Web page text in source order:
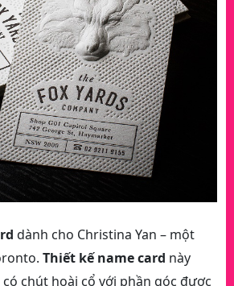
dành cho Christina Yan – một
Thiết kế name card này
chút hoài cổ với phần góc được